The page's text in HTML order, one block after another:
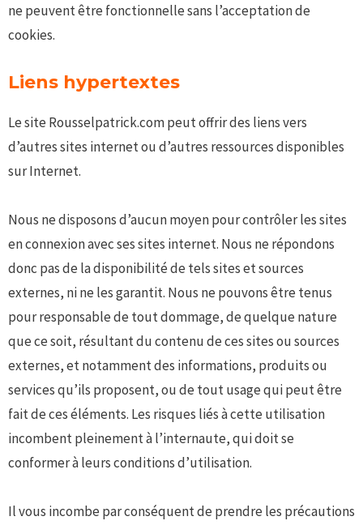
ne peuvent être fonctionnelle sans l’acceptation de
cookies.
Liens hypertextes
Le site Rousselpatrick.com peut offrir des liens vers
d’autres sites internet ou d’autres ressources disponibles
sur Internet.
Nous ne disposons d’aucun moyen pour contrôler les sites
en connexion avec ses sites internet. Nous ne répondons
donc pas de la disponibilité de tels sites et sources
externes, ni ne les garantit. Nous ne pouvons être tenus
pour responsable de tout dommage, de quelque nature
que ce soit, résultant du contenu de ces sites ou sources
externes, et notamment des informations, produits ou
services qu’ils proposent, ou de tout usage qui peut être
fait de ces éléments. Les risques liés à cette utilisation
incombent pleinement à l’internaute, qui doit se
conformer à leurs conditions d’utilisation.
Il vous incombe par conséquent de prendre les précautions